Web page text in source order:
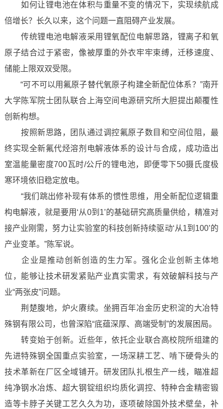
如何让锂电池在体积与重量不变的情况下，实现续航成
倍增长？长久以来，这个问题一直阻碍产业发展。
传统锂电池电解液采用锂氧配位电解思路，锂离子和氧
原子结合过于紧密，像被厚重的外衣牢牢束缚，迁移速度、
储能上限双双受限。
“可不可以用氟原子替代氧原子构建全新配位体系？”南开
大学陈军院士团队联合上海空间电源研究所大胆提出颠覆性
创新构想。
按照新思路，团队通过调控氟原子数目和空间位阻，最
终实现全新氟代烃溶剂电解液体系的设计与合成，成功造出
室温能量密度700瓦时/公斤的锂电池，即便零下50摄氏度极
寒环境依旧稳定放电。
“我们跳出修补现有体系的惯性思维，用全新配位逻辑重
构电解液，就是要用‘从0到1’的基础研究高质量供给，精准对
接产业刚需，努力让实验室的科技创新持续驱动‘从1到100’的
产业变革。”陈军说。
企业是推动创新创造的生力军。强化企业创新主体地
位，能够让技术研发紧贴产业真实需求，有效破解科技与产
业“两张皮”问题。
荆楚腹地，炉火赓续。坐拥百年冶金历史积淀的大冶特
殊钢有限公司，也曾深陷“底蕴深厚、高端受制”的发展困局。
转变始于创新。近些年，依托企业联合高校院所组建的
先进特殊钢全国重点实验室，一场深耕工艺、啃下硬骨头的
技术革新在厂区全域铺开。研发团队扎根生产一线，瞄准超
纯净钢水冶炼、超大钢锭组织均质化调控、特种合金精密锻
造等卡脖子关键工艺久久为功，逐项破除国外技术壁垒，补